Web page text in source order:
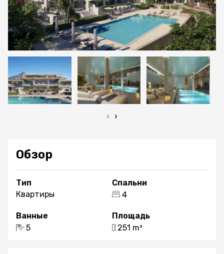
‹ ›
Обзор
Тип
Квартиры
Спальни
4
Ванные
5
Площадь
251 m²